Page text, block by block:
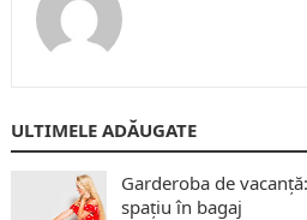
ULTIMELE ADĂUGATE
Garderoba de
spațiu în bagaj